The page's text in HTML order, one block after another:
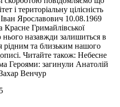
і територіальну цілісність
Ярославович 10.08.1969
Гримайлівської
назавжди залишиться в
рідним та близьким нашого
Читайте також: Небесне
Героями: загинули Анатолій
Венчур